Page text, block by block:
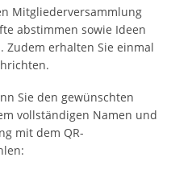
Mitgliederversammlung
abstimmen sowie Ideen
Zudem erhalten Sie einmal
Sie den gewünschten
vollständigen Namen und
mit dem QR-